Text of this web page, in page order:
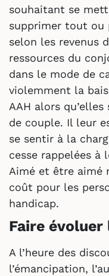
souhaitant se
supprimer tout ou
selon les revenus
ressources du
dans le mode de
violemment la
AAH alors
de couple. Il leur
se sentir à la
cesse rappelées à
Aimé et être aimé
coût pour les
handicap.
Faire
A l’heure des
l’émancipation,